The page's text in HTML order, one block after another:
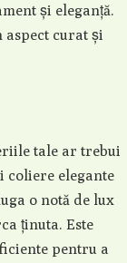
și eleganță.
aspect curat și
tale ar trebui
coliere elegante
o notă de lux
ținuta. Este
pentru a